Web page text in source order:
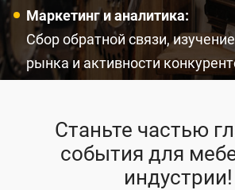
Маркетинг и аналитика:
Сбор обратной связи,
рынка и активности
Станьте частью
события для
индустрии!